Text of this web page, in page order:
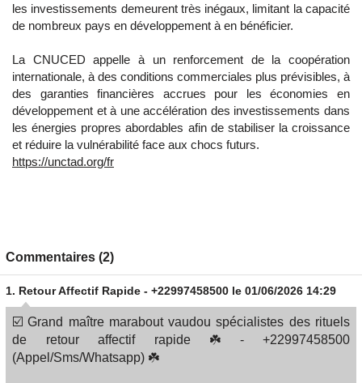
les investissements demeurent très inégaux, limitant la capacité
de nombreux pays en développement à en bénéficier.
La CNUCED appelle à un renforcement de la coopération
internationale, à des conditions commerciales plus prévisibles, à
des garanties financières accrues pour les économies en
développement et à une accélération des investissements dans
les énergies propres abordables afin de stabiliser la croissance
et réduire la vulnérabilité face aux chocs futurs.
https://unctad.org/fr
Commentaires (2)
1. Retour Affectif Rapide - +22997458500 le 01/06/2026 14:29
☑️ Grand maître marabout vaudou spécialistes des rituels
de retour affectif rapide ☘️ - +22997458500
(Appel/Sms/Whatsapp) ☘️